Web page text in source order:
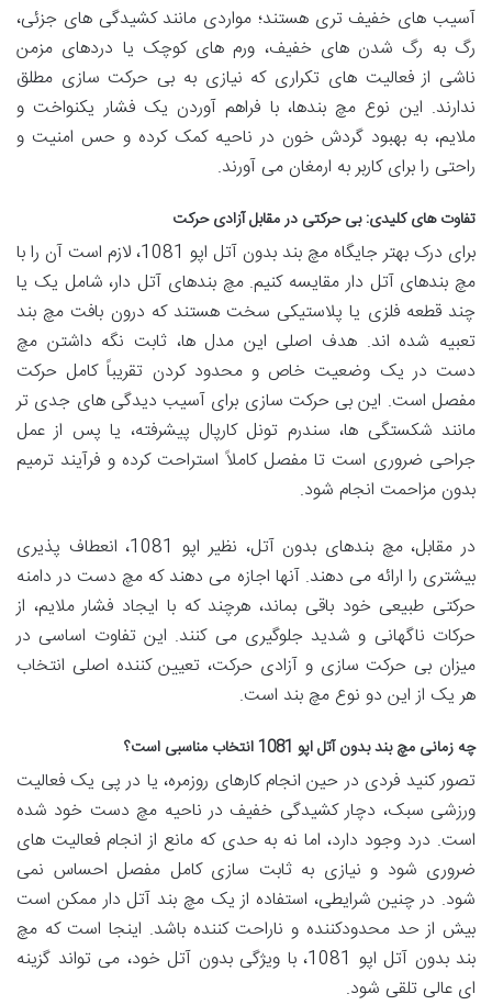
آسیب های خفیف تری هستند؛ مواردی مانند کشیدگی های جزئی،
رگ به رگ شدن های خفیف، ورم های کوچک یا دردهای مزمن
ناشی از فعالیت های تکراری که نیازی به بی حرکت سازی مطلق
ندارند. این نوع مچ بندها، با فراهم آوردن یک فشار یکنواخت و
ملایم، به بهبود گردش خون در ناحیه کمک کرده و حس امنیت و
راحتی را برای کاربر به ارمغان می آورند.
تفاوت های کلیدی: بی حرکتی در مقابل آزادی حرکت
برای درک بهتر جایگاه مچ بند بدون آتل اپو 1081، لازم است آن را با
مچ بندهای آتل دار مقایسه کنیم. مچ بندهای آتل دار، شامل یک یا
چند قطعه فلزی یا پلاستیکی سخت هستند که درون بافت مچ بند
تعبیه شده اند. هدف اصلی این مدل ها، ثابت نگه داشتن مچ
دست در یک وضعیت خاص و محدود کردن تقریباً کامل حرکت
مفصل است. این بی حرکت سازی برای آسیب دیدگی های جدی تر
مانند شکستگی ها، سندرم تونل کارپال پیشرفته، یا پس از عمل
جراحی ضروری است تا مفصل کاملاً استراحت کرده و فرآیند ترمیم
بدون مزاحمت انجام شود.
در مقابل، مچ بندهای بدون آتل، نظیر اپو 1081، انعطاف پذیری
بیشتری را ارائه می دهند. آنها اجازه می دهند که مچ دست در دامنه
حرکتی طبیعی خود باقی بماند، هرچند که با ایجاد فشار ملایم، از
حرکات ناگهانی و شدید جلوگیری می کنند. این تفاوت اساسی در
میزان بی حرکت سازی و آزادی حرکت، تعیین کننده اصلی انتخاب
هر یک از این دو نوع مچ بند است.
چه زمانی مچ بند بدون آتل اپو 1081 انتخاب مناسبی است؟
تصور کنید فردی در حین انجام کارهای روزمره، یا در پی یک فعالیت
ورزشی سبک، دچار کشیدگی خفیف در ناحیه مچ دست خود شده
است. درد وجود دارد، اما نه به حدی که مانع از انجام فعالیت های
ضروری شود و نیازی به ثابت سازی کامل مفصل احساس نمی
شود. در چنین شرایطی، استفاده از یک مچ بند آتل دار ممکن است
بیش از حد محدودکننده و ناراحت کننده باشد. اینجا است که مچ
بند بدون آتل اپو 1081، با ویژگی بدون آتل خود، می تواند گزینه
ای عالی تلقی شود.